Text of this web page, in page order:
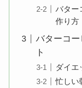
バター
作り方
バターコ
ト
ダイエ
忙しい